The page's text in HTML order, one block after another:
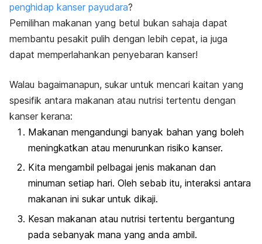
penghidap kanser payudara?
Pemilihan makanan yang betul bukan sahaja dapat
membantu pesakit pulih dengan lebih cepat, ia juga
dapat memperlahankan penyebaran kanser!
Walau bagaimanapun, sukar untuk mencari kaitan yang
spesifik antara makanan atau nutrisi tertentu dengan
kanser kerana:
Makanan mengandungi banyak bahan yang boleh
meningkatkan atau menurunkan risiko kanser.
Kita mengambil pelbagai jenis makanan dan
minuman setiap hari. Oleh sebab itu, interaksi antara
makanan ini sukar untuk dikaji.
Kesan makanan atau nutrisi tertentu bergantung
pada sebanyak mana yang anda ambil.